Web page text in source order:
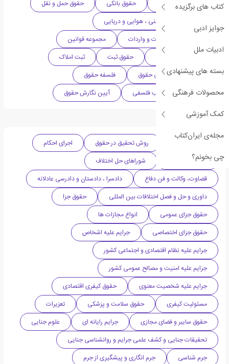
کتاب های برگزیده
جوایز ادبی
ادبیات ملل
بسته های پیشنهادی
محصولات فرهنگی
کمک آموزشی
مجله‌ی ایران‌کتاب
چی بخونم؟
حقوق محیط زیست
حقوق بانکی
حقوق حمل و نقل
حقوق حمل و نقل زمینی ، هوایی و دریایی
حقوق گمرکی و صادرات و واردات
مجموعه قوانین
حقوق اراضی و املاک
حقوق ثبت
ثبت املاک
تاریخ و جامعه شناسی حقوق
فلسفه حقوق
حقوق طبیعی و مکاتب فلسفی
آیین نگارش حقوق
نگارش حقوقی روش تحقیق در حقوق
اجرای احکام
ادله اثبات دعوی
شوراهای حل اختلاف
قضاوت، وکالت و فن دفاع
دادسرا ، دادستان و دادرسی عادلانه
داوری و حل و فصل اختلافات بین المللی
حقوق جزا
حقوق جزای عمومی
انواع مجازات ها
حقوق جزای اختصاصی
جرایم علیه اشخاص
جرایم علیه نظام اقتصادی و اجتماعی کشور
جرایم علیه امنیت و مصالح عمومی کشور
جرایم علیه شخصیت معنوی
حقوق کیفری اقتصادی
مسئولیت کیفری
حقوق سلامت و پزشکی
تعزیرات
حقوق سایبر و فضای مجازی
جرایم رایانه ای
علوم جنایی
تحقیقات جنایی و کشف علمی جرایم و روانشناسی جنایی
جرم شناسی
جرم انگاری و پیشگیری از جرم